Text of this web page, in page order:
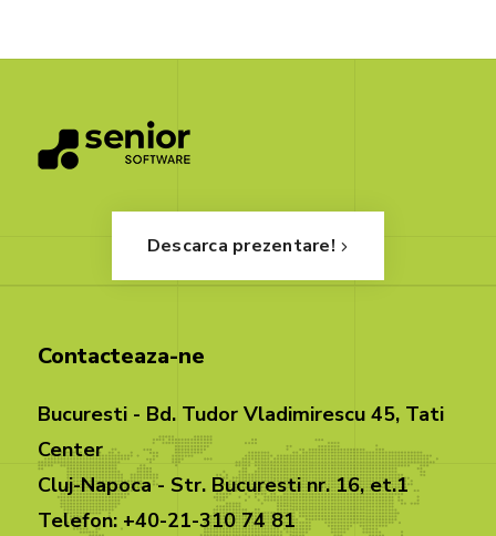
Descarca prezentare!
Contacteaza-ne
Bucuresti - Bd. Tudor Vladimirescu 45, Tati
Center
Cluj-Napoca - Str. Bucuresti nr. 16, et.1
Telefon: +40-21-310 74 81